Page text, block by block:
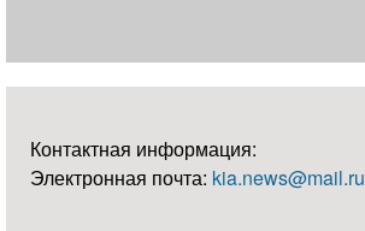
Контактная информация:
Электронная почта: kia.news@mail.ru